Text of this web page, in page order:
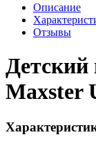
Описание
Отзывы
Maxster